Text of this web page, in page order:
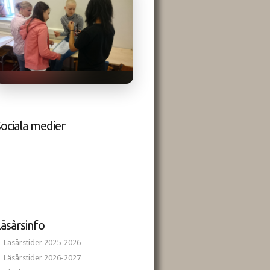
medier
Läsårstider 2025-2026
Läsårstider 2026-2027